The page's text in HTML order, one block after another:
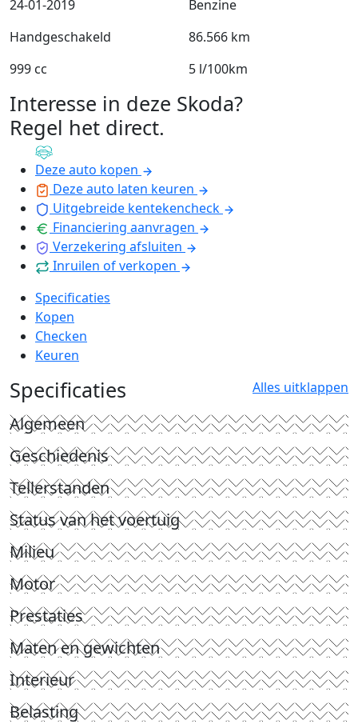
24-01-2019
Benzine
Handgeschakeld
86.566 km
999 cc
5 l/100km
Interesse in deze Skoda?
Regel het direct.
Deze auto kopen
Deze auto laten keuren
Uitgebreide kentekencheck
Financiering aanvragen
Verzekering afsluiten
Inruilen of verkopen
Specificaties
Kopen
Checken
Keuren
Specificaties Alles uitklappen
Algemeen
Geschiedenis
Tellerstanden
Status van het voertuig
Milieu
Motor
Prestaties
Maten en gewichten
Interieur
Belasting